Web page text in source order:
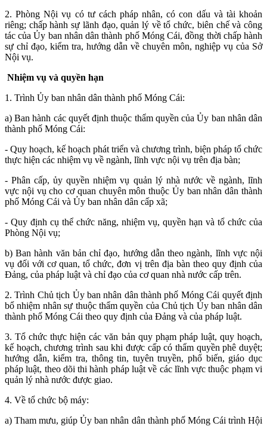
2. Phòng Nội vụ có tư cách pháp nhân, có con dấu và tài khoản
riêng; chấp hành sự lãnh đạo, quản lý về tổ chức, biên chế và công
tác của Ủy ban nhân dân thành phố Móng Cái, đồng thời chấp hành
sự chỉ đạo, kiểm tra, hướng dẫn về chuyên môn, nghiệp vụ của Sở
Nội vụ.
Nhiệm vụ và quyền hạn
1. Trình Ủy ban nhân dân thành phố Móng Cái:
a) Ban hành các quyết định thuộc thẩm quyền của Ủy ban nhân dân
thành phố Móng Cái:
- Quy hoạch, kế hoạch phát triển và chương trình, biện pháp tổ chức
thực hiện các nhiệm vụ về ngành, lĩnh vực nội vụ trên địa bàn;
- Phân cấp, ủy quyền nhiệm vụ quản lý nhà nước về ngành, lĩnh
vực nội vụ cho cơ quan chuyên môn thuộc Ủy ban nhân dân thành
phố Móng Cái và Ủy ban nhân dân cấp xã;
- Quy định cụ thể chức năng, nhiệm vụ, quyền hạn và tổ chức của
Phòng Nội vụ;
b) Ban hành văn bản chỉ đạo, hướng dẫn theo ngành, lĩnh vực nội
vụ đối với cơ quan, tổ chức, đơn vị trên địa bàn theo quy định của
Đảng, của pháp luật và chỉ đạo của cơ quan nhà nước cấp trên.
2. Trình Chủ tịch Ủy ban nhân dân thành phố Móng Cái quyết định
bổ nhiệm nhân sự thuộc thẩm quyền của Chủ tịch Ủy ban nhân dân
thành phố Móng Cái theo quy định của Đảng và của pháp luật.
3. Tổ chức thực hiện các văn bản quy phạm pháp luật, quy hoạch,
kế hoạch, chương trình sau khi được cấp có thẩm quyền phê duyệt;
hướng dẫn, kiểm tra, thông tin, tuyên truyền, phổ biến, giáo dục
pháp luật, theo dõi thi hành pháp luật về các lĩnh vực thuộc phạm vi
quản lý nhà nước được giao.
4. Về tổ chức bộ máy:
a) Tham mưu, giúp Ủy ban nhân dân thành phố Móng Cái trình Hội